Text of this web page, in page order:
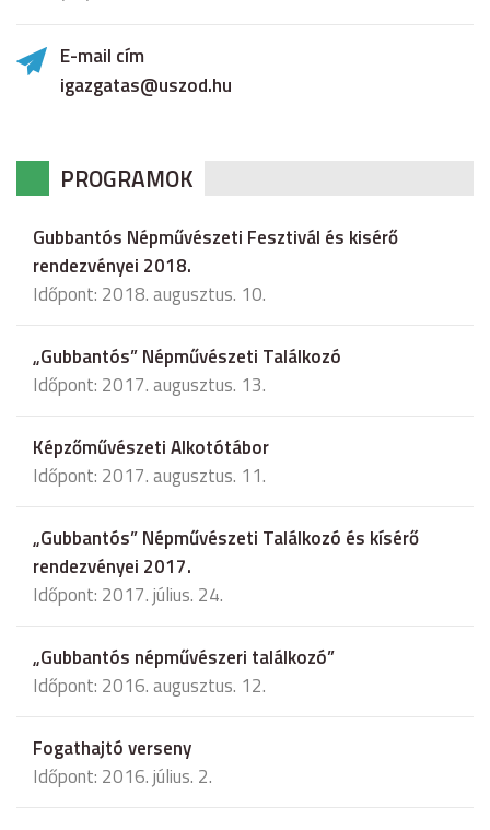
E-mail cím
igazgatas@uszod.hu
PROGRAMOK
Gubbantós Népművészeti Fesztivál és kisérő
rendezvényei 2018.
Időpont: 2018. augusztus. 10.
„Gubbantós” Népművészeti Találkozó
Időpont: 2017. augusztus. 13.
Képzőművészeti Alkotótábor
Időpont: 2017. augusztus. 11.
„Gubbantós” Népművészeti Találkozó és kísérő
rendezvényei 2017.
Időpont: 2017. július. 24.
„Gubbantós népművészeri találkozó”
Időpont: 2016. augusztus. 12.
Fogathajtó verseny
Időpont: 2016. július. 2.